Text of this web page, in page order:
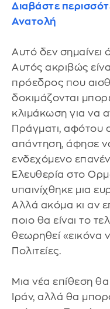
Διαβάστε
Ανατολή
Αυτό δεν σημαίνει
Αυτός ακριβώς
πρόεδρος που
δοκιμάζονται
κλιμάκωση για να
Πράγματι, αφότου
απάντηση, άφησε να
ενδεχόμενο
Ελευθερία στο
υπαινίχθηκε μια
Αλλά ακόμα κι αν
ποιο θα είναι το
θεωρηθεί «εικόνα
Πολιτείες.
Μια νέα επίθεση
Ιράν, αλλά θα